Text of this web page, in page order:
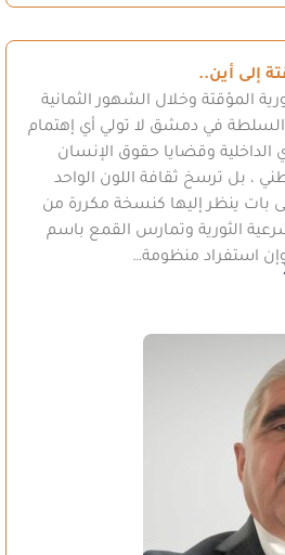
إلى أين..
المؤقتة وخلال الشهور الثمانية
في دمشق لا تولي أي إهتمام
وقضايا حقوق الإنسان
، بل ترسخ ثقافة اللون الواحد
بات ينظر إليها كنسخة مكررة من
الثورية وتمارس القمع باسم
وإن استفراد منظومة…